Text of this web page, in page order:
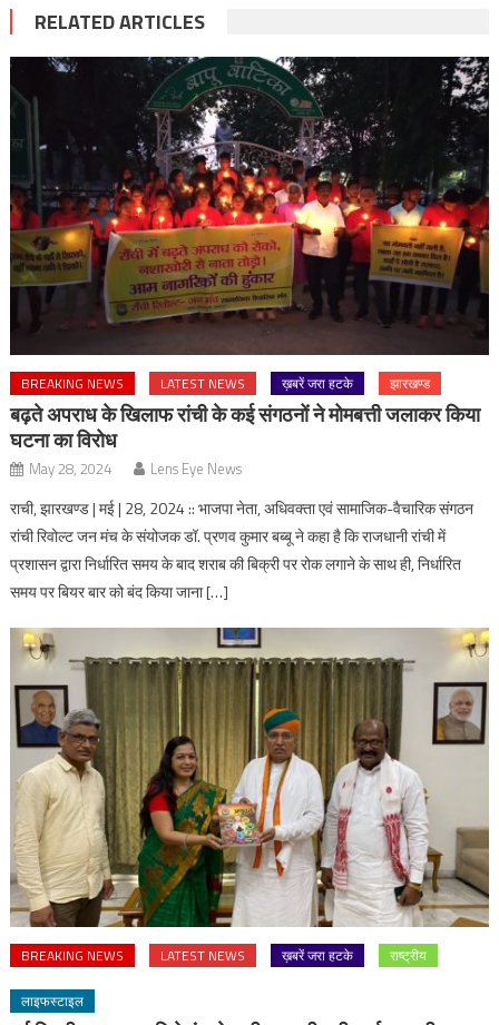
RELATED ARTICLES
BREAKING NEWS LATEST NEWS ख़बरें जरा हटके झारखण्ड
बढ़ते अपराध के खिलाफ रांची के कई संगठनों ने मोमबत्ती जलाकर किया
घटना का विरोध
May 28, 2024 Lens Eye News
राची, झारखण्ड | मई | 28, 2024 :: भाजपा नेता, अधिवक्ता एवं सामाजिक-वैचारिक संगठन
रांची रिवोल्ट जन मंच के संयोजक डॉ. प्रणव कुमार बब्बू ने कहा है कि राजधानी रांची में
प्रशासन द्वारा निर्धारित समय के बाद शराब की बिक्री पर रोक लगाने के साथ ही, निर्धारित
समय पर बियर बार को बंद किया जाना […]
BREAKING NEWS LATEST NEWS ख़बरें जरा हटके राष्ट्रीय
लाइफस्टाइल